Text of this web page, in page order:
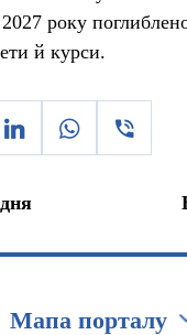
року
й курси.
Мапа порталу